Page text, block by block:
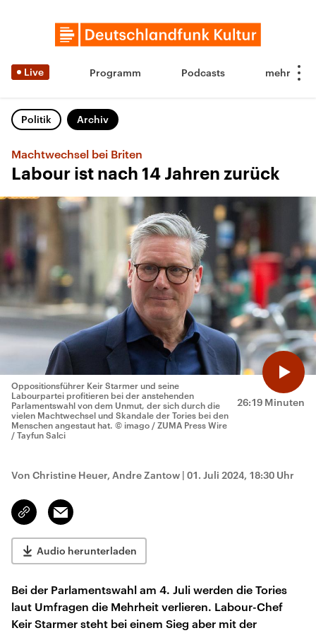
Live Programm Podcasts
Politik Archiv
Machtwechsel bei Briten
Labour ist nach 14 Jahren zurück
26:19 Minuten
Oppositionsführer Keir Starmer und seine
Labourpartei profitieren bei der anstehenden
Parlamentswahl von dem Unmut, der sich durch die
vielen Machtwechsel und Skandale der Tories bei den
Menschen angestaut hat. © imago / ZUMA Press Wire
/ Tayfun Salci
Von Christine Heuer, Andre Zantow | 01. Juli 2024, 18:30 Uhr
Link
kopieren/teilen
Email
Audio herunterladen
Bei der Parlamentswahl am 4. Juli werden die Tories
laut Umfragen die Mehrheit verlieren. Labour-Chef
Keir Starmer steht bei einem Sieg aber mit der